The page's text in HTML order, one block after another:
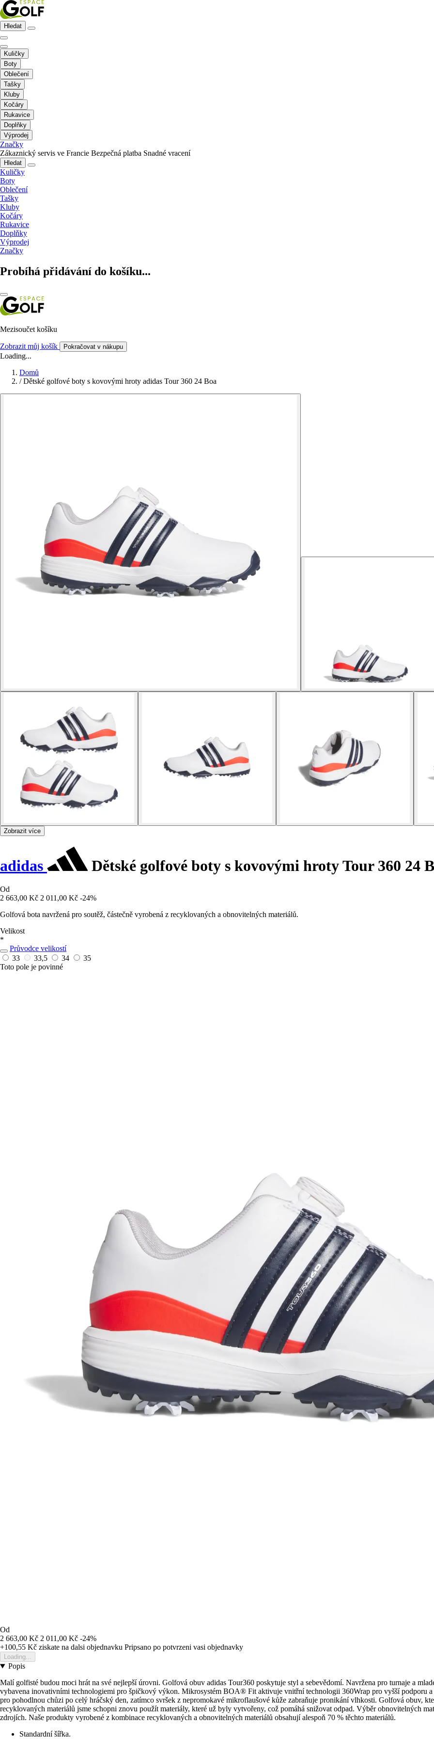
Hledat
Kuličky
Boty
Oblečení
Tašky
Kluby
Kočáry
Rukavice
Doplňky
Výprodej
Značky
Zákaznický servis ve Francie Bezpečná platba Snadné vracení
Hledat
Kuličky
Boty
Oblečení
Tašky
Kluby
Kočáry
Rukavice
Doplňky
Výprodej
Značky
Probíhá přidávání do košíku...
Mezisoučet košíku
Zobrazit můj košík Pokračovat v nákupu
Loading...
Domů
/ Dětské golfové boty s kovovými hroty adidas Tour 360 24 Boa
Zobrazit více
adidas Dětské golfové boty s kovovými hroty Tour 360 24
Od
2 663,00 Kč 2 011,00 Kč -24%
Golfová bota navržená pro soutěž, částečně vyrobená z recyklovaných a obnovitelných materiálů.
Velikost
*
Průvodce velikostí
33
33,5 34
35
Toto pole je povinné
Od
2 663,00 Kč 2 011,00 Kč -24%
+100,55 Kč ziskate na dalsi objednavku Pripsano po potvrzeni vasi objednavky
Loading...
Popis
Malí golfisté budou moci hrát na své nejlepší úrovni. Golfová obuv adidas Tour360 poskytuje styl a sebevědomí. Navržena pro turnaje a
vybavena inovativními technologiemi pro špičkový výkon. Mikrosystém BOA® Fit aktivuje vnitřní technologii 360Wrap pro vyšší podporu
pro pohodlnou chůzi po celý hráčský den, zatímco svršek z nepromokavé mikroflaušové kůže zabraňuje pronikání vlhkosti. Golfová obuv,
recyklovaných materiálů jsme schopni znovu použít materiály, které už byly vytvořeny, což pomáhá snižovat odpad. Výběr obnovitelných
zdrojích. Naše produkty vyrobené z kombinace recyklovaných a obnovitelných materiálů obsahují alespoň 70 % těchto materiálů.
Standardní šířka.